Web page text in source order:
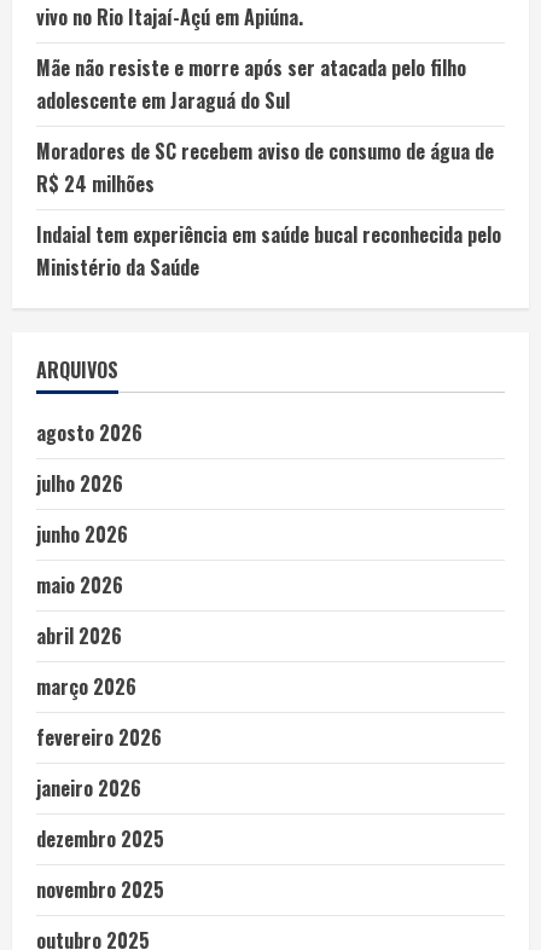
vivo no Rio Itajaí-Açú em Apiúna.
Mãe não resiste e morre após ser atacada pelo filho
adolescente em Jaraguá do Sul
Moradores de SC recebem aviso de consumo de água de
R$ 24 milhões
Indaial tem experiência em saúde bucal reconhecida pelo
Ministério da Saúde
ARQUIVOS
agosto 2026
julho 2026
junho 2026
maio 2026
abril 2026
março 2026
fevereiro 2026
janeiro 2026
dezembro 2025
novembro 2025
outubro 2025